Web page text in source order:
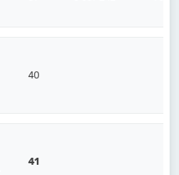
40
41